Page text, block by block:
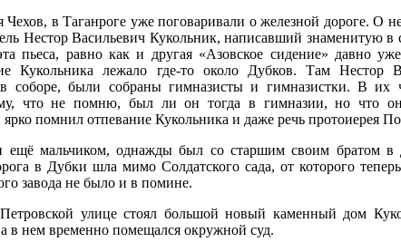
Чехов, в Таганроге уже поговаривали о железной дороге. О
Нестор Васильевич Кукольник, написавший знаменитую
пьеса, равно как и другая «Азовское сидение» давно
Кукольника лежало где-то около Дубков. Там Нестор
в соборе, были собраны гимназисты и гимназистки. В
что не помню, был ли он тогда в гимназии, но что
ярко помнил отпевание Кукольника и даже речь протоиерея
ещё мальчиком, однажды был со старшим своим братом в
в Дубки шла мимо Солдатского сада, от которого
завода не было и в помине.
улице стоял большой новый каменный дом
в нем временно помещался окружной суд.